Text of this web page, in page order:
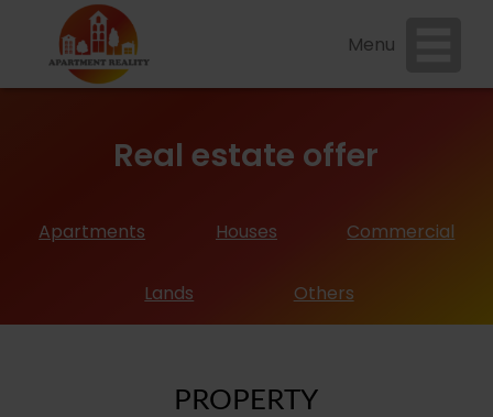
Menu
HOME
REAL ESTATE OFFER
QUESTIONS
Real estate offer
Apartments Houses Commercial
Lands Others
PROPERTY